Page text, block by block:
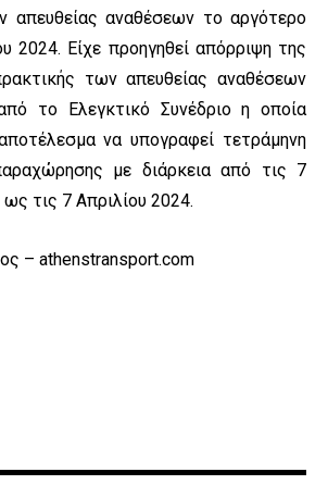
απευθείας αναθέσεων το αργότερο
2024. Είχε προηγηθεί απόρριψη της
των απευθείας αναθέσεων
το Ελεγκτικό Συνέδριο η οποία
να υπογραφεί τετράμηνη
με διάρκεια από τις 7
τις 7 Απριλίου 2024.
– athenstransport.com